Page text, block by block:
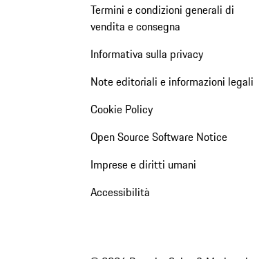
Termini e condizioni generali di
vendita e consegna
Informativa sulla privacy
Note editoriali e informazioni legali
Cookie Policy
Open Source Software Notice
Imprese e diritti umani
Accessibilità